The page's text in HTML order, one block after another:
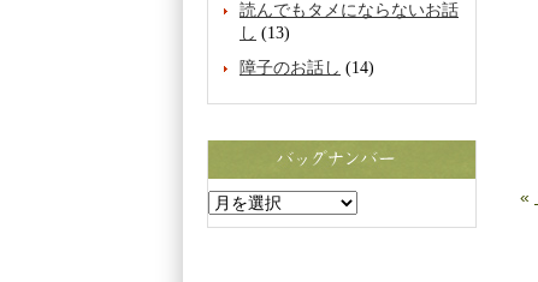
«
読んでもタメにならないお話
し (13)
障子のお話し (14)